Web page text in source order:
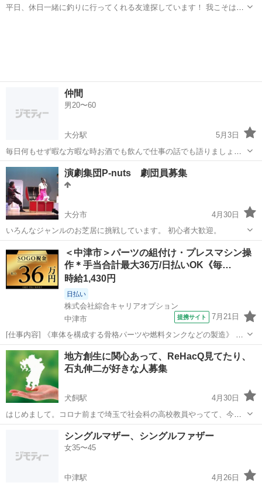
平日、休日一緒に釣りに行ってくれる友達探しています！ 我こそは釣
仲間
男20〜60
大分駅
5月3日
毎日何もせず暇な方暇な時お酒でも飲んで仕事の話でも語りましょう
特に仕事の話〜笑笑
大分 大分市 大分駅 仲間
演劇集団P-nuts 劇団員募集
大分市
4月30日
いろんなジャンルのお芝居に挑戦しています。 初心者大歓迎。
その他 公民館
＜中津市＞パーツの組付け・プレスマシン操
作＊手当合計最大36万/日払いOK《毎…
時給1,430円
日払い
株式会社綜合キャリアオプション
中津市
提携サイト 7月21日
[仕事内容] 《車体を構成する骨格パーツや燃料タンクなどの製造》 ◆
電動工具を使って組付け ◆プレスマシンに部材をセットしてボタン操
作 。＋お仕事探しはコンシェルスタッフにおまかせ＋。 あなたのお仕
事探しをしっかりサポー...
大分 中津市 工場
地方創生に関心あって、ReHacQ見てたり、
石丸伸二が好きな人募集
犬飼駅
4月30日
はじめまして。コロナ前まで埼玉で社会科の高校教員やってて、今は
大分県内の会社で働いていたり、ボランティア活動やってます。 ボラ
ンティア活動をやってて大分を盛り上げたいという人には結構出会え
ましたが、なかなかReHacQ見てた...
犬飼駅 その他 ボランティア活動
シングルマザー、シングルファザー
女35〜45
中津駅 4月26日